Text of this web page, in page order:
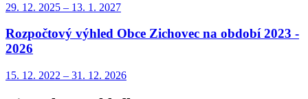
29. 12. 2025 – 13. 1. 2027
Rozpočtový výhled Obce Zichovec na období 2023 -
2026
15. 12. 2022 – 31. 12. 2026